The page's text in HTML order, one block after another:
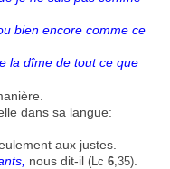
bien encore comme ce
la dîme de tout ce que
dans sa langue:
aux justes.
nous dit-il (Lc 6 ,35)